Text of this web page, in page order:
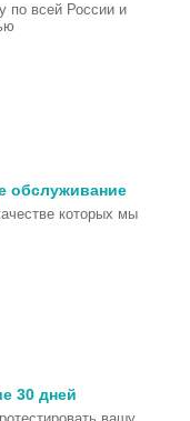
по всей России и
обслуживание
которых мы
30 дней